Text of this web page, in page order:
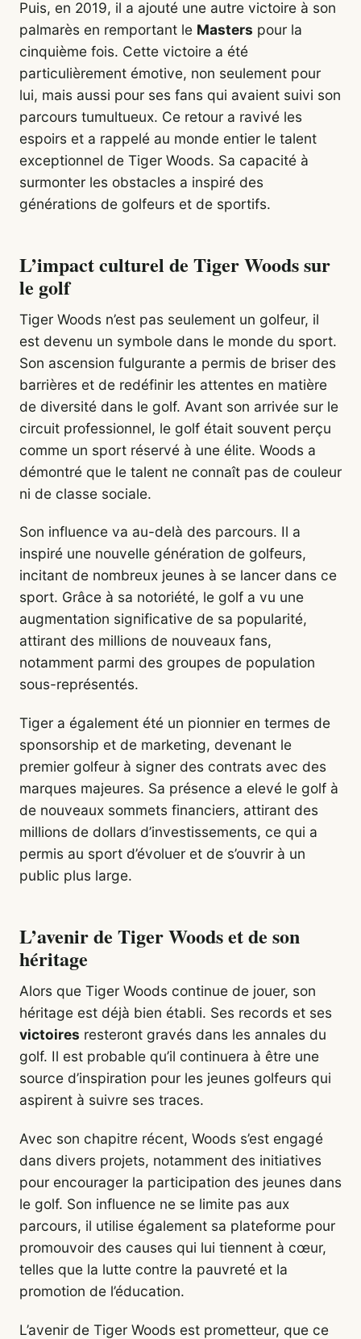
Puis, en 2019, il a ajouté une autre victoire à son
palmarès en remportant le Masters pour la
cinquième fois. Cette victoire a été
particulièrement émotive, non seulement pour
lui, mais aussi pour ses fans qui avaient suivi son
parcours tumultueux. Ce retour a ravivé les
espoirs et a rappelé au monde entier le talent
exceptionnel de Tiger Woods. Sa capacité à
surmonter les obstacles a inspiré des
générations de golfeurs et de sportifs.
L’impact culturel de Tiger Woods sur
le golf
Tiger Woods n’est pas seulement un golfeur, il
est devenu un symbole dans le monde du sport.
Son ascension fulgurante a permis de briser des
barrières et de redéfinir les attentes en matière
de diversité dans le golf. Avant son arrivée sur le
circuit professionnel, le golf était souvent perçu
comme un sport réservé à une élite. Woods a
démontré que le talent ne connaît pas de couleur
ni de classe sociale.
Son influence va au-delà des parcours. Il a
inspiré une nouvelle génération de golfeurs,
incitant de nombreux jeunes à se lancer dans ce
sport. Grâce à sa notoriété, le golf a vu une
augmentation significative de sa popularité,
attirant des millions de nouveaux fans,
notamment parmi des groupes de population
sous-représentés.
Tiger a également été un pionnier en termes de
sponsorship et de marketing, devenant le
premier golfeur à signer des contrats avec des
marques majeures. Sa présence a elevé le golf à
de nouveaux sommets financiers, attirant des
millions de dollars d’investissements, ce qui a
permis au sport d’évoluer et de s’ouvrir à un
public plus large.
L’avenir de Tiger Woods et de son
héritage
Alors que Tiger Woods continue de jouer, son
héritage est déjà bien établi. Ses records et ses
victoires resteront gravés dans les annales du
golf. Il est probable qu’il continuera à être une
source d’inspiration pour les jeunes golfeurs qui
aspirent à suivre ses traces.
Avec son chapitre récent, Woods s’est engagé
dans divers projets, notamment des initiatives
pour encourager la participation des jeunes dans
le golf. Son influence ne se limite pas aux
parcours, il utilise également sa plateforme pour
promouvoir des causes qui lui tiennent à cœur,
telles que la lutte contre la pauvreté et la
promotion de l’éducation.
L’avenir de Tiger Woods est prometteur, que ce